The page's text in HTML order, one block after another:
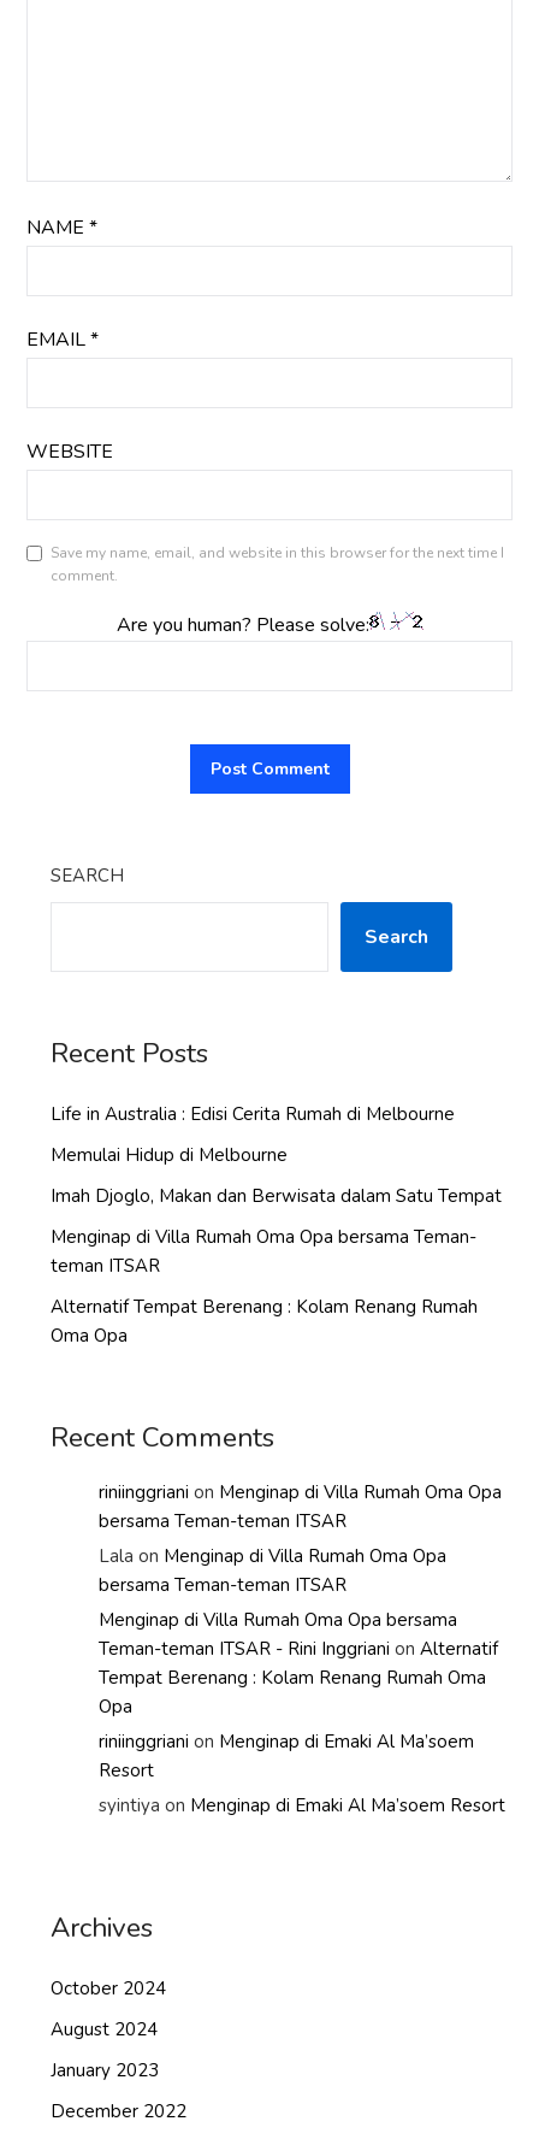
NAME*
EMAIL*
WEBSITE
Save my name, email, and website in this browser for the next time I
comment.
Are you human? Please solve:
SEARCH
Search
Recent Posts
Life in Australia : Edisi Cerita Rumah di Melbourne
Memulai Hidup di Melbourne
Imah Djoglo, Makan dan Berwisata dalam Satu Tempat
Menginap di Villa Rumah Oma Opa bersama Teman-
teman ITSAR
Alternatif Tempat Berenang : Kolam Renang Rumah
Oma Opa
Recent Comments
riniinggriani on Menginap di Villa Rumah Oma Opa
bersama Teman-teman ITSAR
Lala on Menginap di Villa Rumah Oma Opa
bersama Teman-teman ITSAR
Menginap di Villa Rumah Oma Opa bersama
Teman-teman ITSAR - Rini Inggriani onAlternatif
Tempat Berenang : Kolam Renang Rumah Oma
Opa
riniinggriani on Menginap di Emaki Al Ma’soem
Resort
syintiya on Menginap di Emaki Al Ma’soem Resort
Archives
October 2024
August 2024
January 2023
December 2022